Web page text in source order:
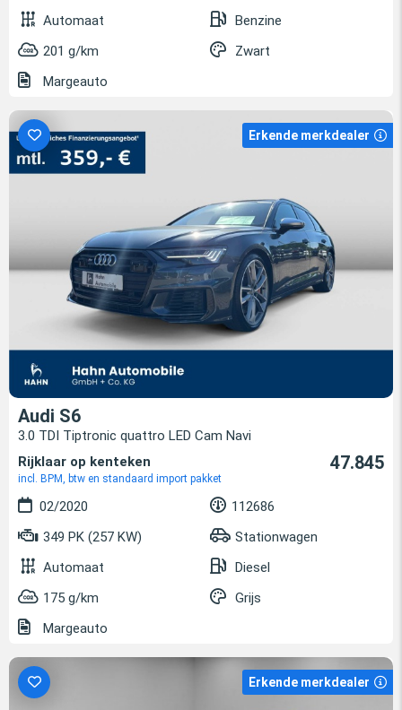
Automaat
Benzine
201 g/km
Zwart
Margeauto
Erkende merkdealer
Audi S6
3.0 TDI Tiptronic quattro LED Cam Navi
Rijklaar op kenteken
incl. BPM, btw en standaard import pakket
47.845
02/2020
112686
349 PK (257 KW)
Stationwagen
Automaat
Diesel
175 g/km
Grijs
Margeauto
Erkende merkdealer